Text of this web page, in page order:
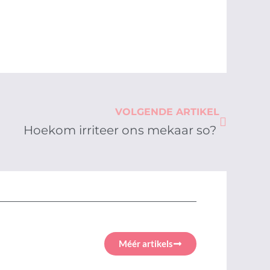
VOLGENDE ARTIKEL
Hoekom irriteer ons mekaar so?
Next
Méér artikels